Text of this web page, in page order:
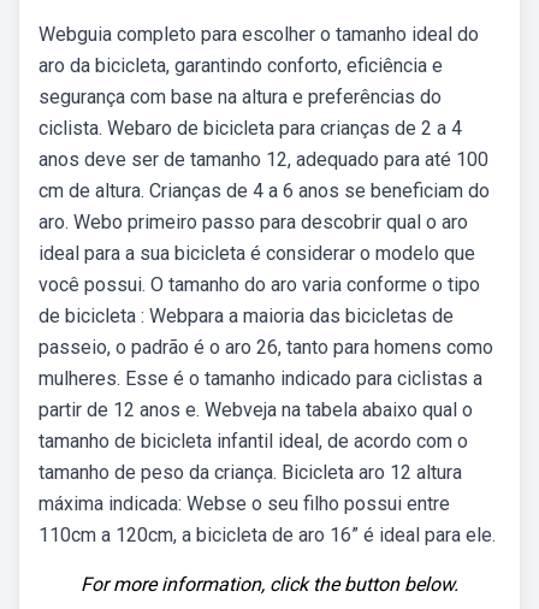
Webguia completo para escolher o tamanho ideal do
aro da bicicleta, garantindo conforto, eficiência e
segurança com base na altura e preferências do
ciclista. Webaro de bicicleta para crianças de 2 a 4
anos deve ser de tamanho 12, adequado para até 100
cm de altura. Crianças de 4 a 6 anos se beneficiam do
aro. Webo primeiro passo para descobrir qual o aro
ideal para a sua bicicleta é considerar o modelo que
você possui. O tamanho do aro varia conforme o tipo
de bicicleta : Webpara a maioria das bicicletas de
passeio, o padrão é o aro 26, tanto para homens como
mulheres. Esse é o tamanho indicado para ciclistas a
partir de 12 anos e. Webveja na tabela abaixo qual o
tamanho de bicicleta infantil ideal, de acordo com o
tamanho de peso da criança. Bicicleta aro 12 altura
máxima indicada: Webse o seu filho possui entre
110cm a 120cm, a bicicleta de aro 16” é ideal para ele.
For more information, click the button below.